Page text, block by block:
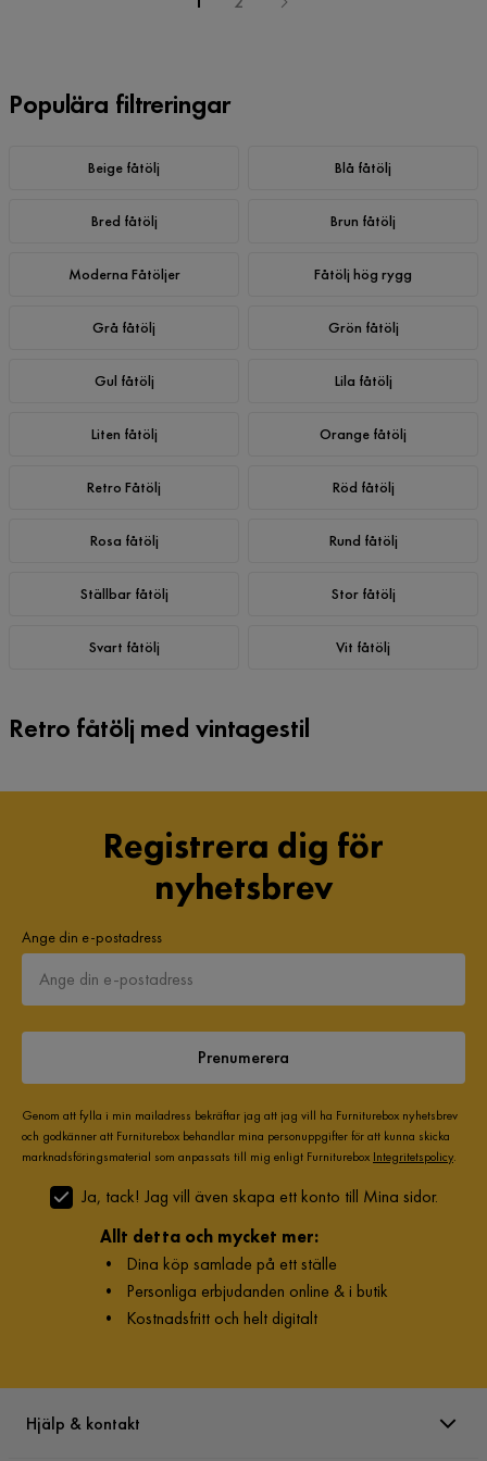
Populära filtreringar
Beige fåtölj Blå fåtölj
Bred fåtölj Brun fåtölj
Moderna Fåtöljer Fåtölj hög rygg
Grå fåtölj Grön fåtölj
Gul fåtölj Lila fåtölj
Liten fåtölj Orange fåtölj
Retro Fåtölj Röd fåtölj
Rosa fåtölj Rund fåtölj
Ställbar fåtölj Stor fåtölj
Svart fåtölj Vit fåtölj
Retro fåtölj med vintagestil
Registrera dig för
nyhetsbrev
Ange din e-postadress
Prenumerera
Genom att fylla i min mailadress bekräftar jag att jag vill ha Furniturebox nyhetsbrev
och godkänner att Furniturebox behandlar mina personuppgifter för att kunna skicka
marknadsföringsmaterial som anpassats till mig enligt Furniturebox Integritetspolicy.
Ja, tack! Jag vill även skapa ett konto till Mina sidor.
Allt detta och mycket mer:
• Dina köp samlade på ett ställe
• Personliga erbjudanden online & i butik
• Kostnadsfritt och helt digitalt
Hjälp & kontakt